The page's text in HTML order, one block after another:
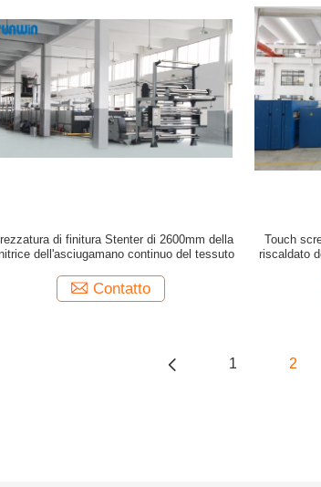
di finitura Stenter di 2600mm della
dell'asciugamano continuo del tessuto
Contatto
Touch
riscaldato
1 2